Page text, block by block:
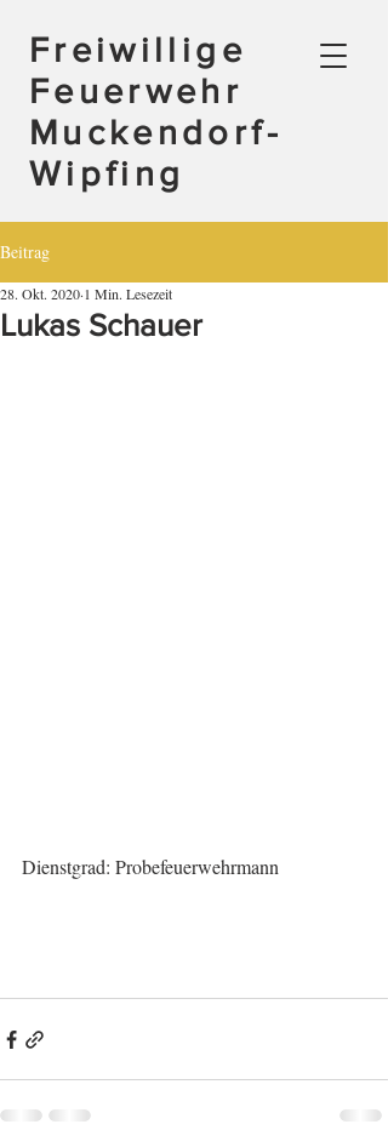
Freiwillige
Feuerwehr
Muckendorf-
Wipfing
Beitrag
Lukas Schauer
28. Okt. 2020 1 Min. Lesezeit
Dienstgrad: Probefeuerwehrmann